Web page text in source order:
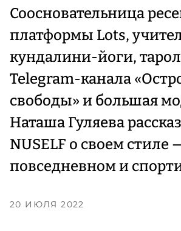
Соосновательница
платформы Lots,
кундалини-йоги,
Telegram-канала
свободы» и большая
Наташа Гуляева
NUSELF о своем стиле
повседневном и
20 ИЮЛЯ 2022